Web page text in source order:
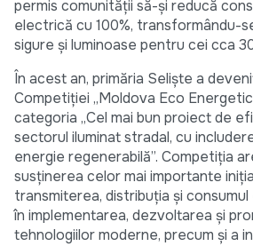
permis comunității să-și reducă
electrică cu 100%, transformându-
sigure și luminoase pentru cei cca
În acest an, primăria Seliște a
Competiției „Moldova Eco
categoria „Cel mai bun proiect de
sectorul iluminat stradal, cu
energie regenerabilă”. Competiția
susținerea celor mai importante
transmiterea, distribuţia şi
în implementarea, dezvoltarea şi
tehnologiilor moderne, precum și a